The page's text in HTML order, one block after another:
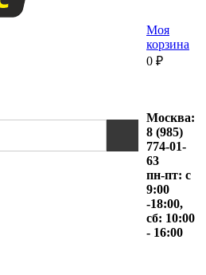
Моя
корзина
0 ₽
Москва:
8 (985)
774-01-
63
пн-пт: с
9:00
-18:00,
сб: 10:00
- 16:00